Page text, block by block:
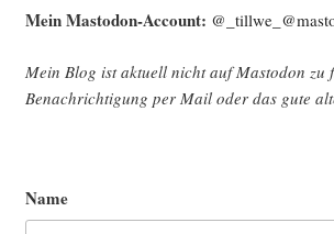
Mein Mast­o­don-Account:
Mein Blog ist aktu­ell nicht auf Mast­o­don zu
Benach­rich­ti­gung per Mail oder das gute
Name